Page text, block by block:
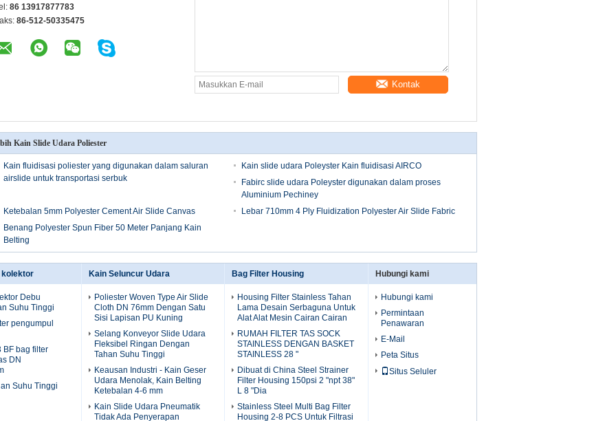
86 13917877783
86-512-50335475
Kontak
Kain Slide Udara Poliester
Kain fluidisasi poliester yang digunakan dalam saluran
airslide untuk transportasi serbuk
Kain slide udara Poleyster Kain fluidisasi AIRCO
Fabirc slide udara Poleyster digunakan dalam proses
Aluminium Pechiney
Ketebalan 5mm Polyester Cement Air Slide Canvas
Lebar 710mm 4 Ply Fluidization Polyester Air Slide Fabric
Benang Polyester Spun Fiber 50 Meter Panjang Kain
Belting
kolektor
Debu
Suhu Tinggi
pengumpul
BF bag filter
DN
Suhu Tinggi
Kain Seluncur Udara
Poliester Woven Type Air Slide
Cloth DN 76mm Dengan Satu
Sisi Lapisan PU Kuning
Selang Konveyor Slide Udara
Fleksibel Ringan Dengan
Tahan Suhu Tinggi
Keausan Industri - Kain Geser
Udara Menolak, Kain Belting
Ketebalan 4-6 mm
Kain Slide Udara Pneumatik
Tidak Ada Penyerapan
Bag Filter Housing
Housing Filter Stainless Tahan
Lama Desain Serbaguna Untuk
Alat Alat Mesin Cairan Cairan
RUMAH FILTER TAS SOCK
STAINLESS DENGAN BASKET
STAINLESS 28 "
Dibuat di China Steel Strainer
Filter Housing 150psi 2 "npt 38"
L 8 "Dia
Stainless Steel Multi Bag Filter
Housing 2-8 PCS Untuk Filtrasi
Hubungi kami
Hubungi kami
Permintaan
Penawaran
E-Mail
Peta Situs
Situs Seluler